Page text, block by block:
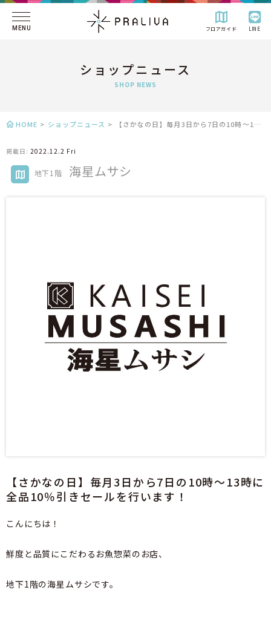
MENU フロアガイド LINE
ショップニュース
SHOP NEWS
HOME > ショップニュース > 【さかなの日】毎月3日から7日の10時～13時に全品10％引きセールを行います！
掲載日: 2022.12.2 Fri
地下1階 海星ムサシ
【さかなの日】毎月3日から7日の10時～13時に
全品10％引きセールを行います！
こんにちは！
鮮度と品質にこだわるお魚惣菜のお店、
地下1階の海星ムサシです。